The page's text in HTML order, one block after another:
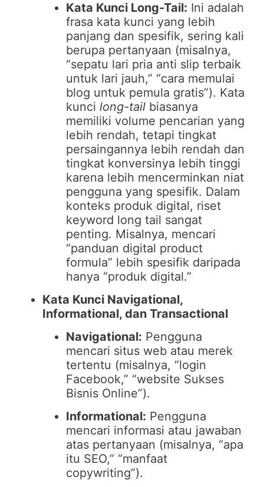
Kata Kunci Long-Tail: Ini adalah
frasa kata kunci yang lebih
panjang dan spesifik, sering kali
berupa pertanyaan (misalnya,
“sepatu lari pria anti slip terbaik
untuk lari jauh,” “cara memulai
blog untuk pemula gratis”). Kata
kunci long-tail biasanya
memiliki volume pencarian yang
lebih rendah, tetapi tingkat
persaingannya lebih rendah dan
tingkat konversinya lebih tinggi
karena lebih mencerminkan niat
pengguna yang spesifik. Dalam
konteks produk digital, riset
keyword long tail sangat
penting. Misalnya, mencari
“panduan digital product
formula” lebih spesifik daripada
hanya “produk digital.”
Kata Kunci Navigational,
Informational, dan Transactional
Navigational: Pengguna
mencari situs web atau merek
tertentu (misalnya, “login
Facebook,” “website Sukses
Bisnis Online”).
Informational: Pengguna
mencari informasi atau jawaban
atas pertanyaan (misalnya, “apa
itu SEO,” “manfaat
copywriting”).